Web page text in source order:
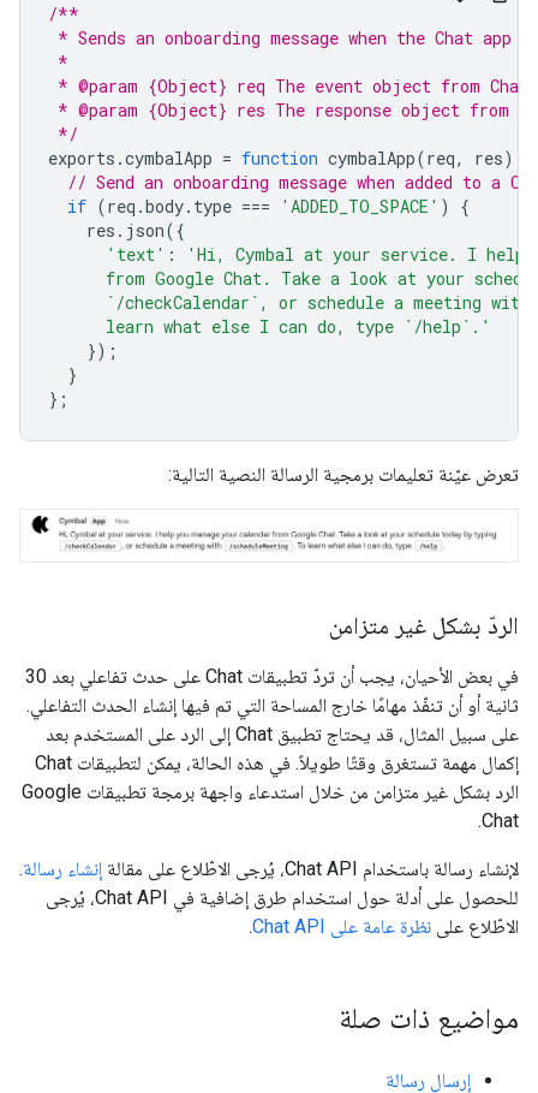
/**
* Sends an onboarding message when the Chat app
*
* @param {Object} req The event object from Chat
* @param {Object} res The response object from
*/
exports .cymbalApp = function cymbalApp(req, res)
// Send an onboarding message when added to a
if (req .body. type === 'ADDED_TO_SPACE' )
{
res . json({
'text' :
'Hi, Cymbal at your service. I help
from Google Chat. Take a look at your
`/checkCalendar`, or schedule a meeting
      learn what else I can do, type `/help`.'
});
}
};
تعرض عيّنة تعليمات برمجية الرسالة النصية التالية:
الردّ بشكل غير متزامن
في بعض الأحيان، يجب أن تردّ تطبيقات Chat على حدث تفاعلي بعد 30
ثانية أو أن تنفّذ مهامًا خارج المساحة التي تم فيها إنشاء الحدث التفاعلي.
على سبيل المثال، قد يحتاج تطبيق Chat إلى الرد على المستخدم بعد
إكمال مهمة تستغرق وقتًا طويلاً. في هذه الحالة، يمكن لتطبيقات Chat
الرد بشكل غير متزامن من خلال استدعاء واجهة برمجة تطبيقات Google
Chat.
لإنشاء رسالة باستخدام Chat API، يُرجى الاطّلاع على مقالة إنشاء رسالة.
للحصول على أدلة حول استخدام طرق إضافية في Chat API، يُرجى
الاطّلاع على نظرة عامة على Chat API .
مواضيع ذات صلة
إرسال رسالة